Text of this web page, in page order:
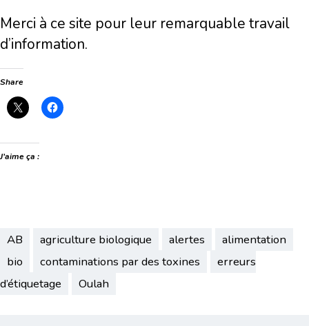
Merci à ce site pour leur remarquable travail
d’information.
Share
J’aime ça :
AB agriculture biologique alertes
alimentation
bio
contaminations par des toxines
erreurs
d’étiquetage
Oulah